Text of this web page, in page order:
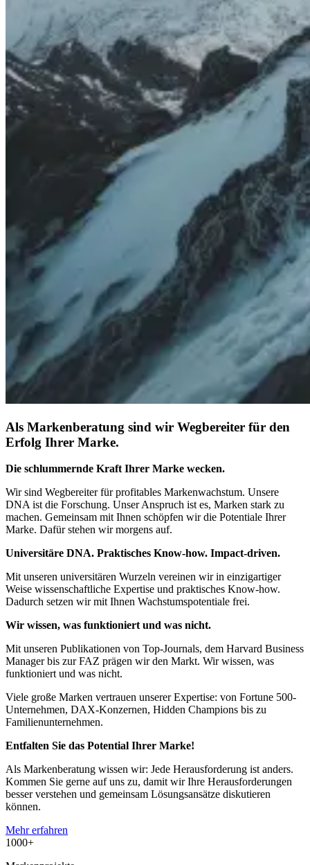
Als Markenberatung sind wir Wegbereiter für den
Erfolg Ihrer Marke.
Die schlummernde Kraft Ihrer Marke wecken.
Wir sind Wegbereiter für profitables Markenwachstum. Unsere
DNA ist die Forschung. Unser Anspruch ist es, Marken stark zu
machen. Gemeinsam mit Ihnen schöpfen wir die Potentiale Ihrer
Marke. Dafür stehen wir morgens auf.
Universitäre DNA. Praktisches Know-how. Impact-driven.
Mit unseren universitären Wurzeln vereinen wir in einzigartiger
Weise wissenschaftliche Expertise und praktisches Know-how.
Dadurch setzen wir mit Ihnen Wachstumspotentiale frei.
Wir wissen, was funktioniert und was nicht.
Mit unseren Publikationen von Top-Journals, dem Harvard Business
Manager bis zur FAZ prägen wir den Markt. Wir wissen, was
funktioniert und was nicht.
Viele große Marken vertrauen unserer Expertise: von Fortune 500-
Unternehmen, DAX-Konzernen, Hidden Champions bis zu
Familienunternehmen.
Entfalten Sie das Potential Ihrer Marke!
Als Markenberatung wissen wir: Jede Herausforderung ist anders.
Kommen Sie gerne auf uns zu, damit wir Ihre Herausforderungen
besser verstehen und gemeinsam Lösungsansätze diskutieren
können.
Mehr erfahren
1000+